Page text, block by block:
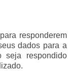
responderem
dados para a
seja respondido